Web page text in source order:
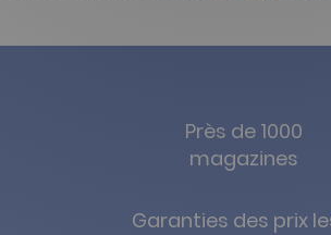
Près de 1000
magazines
Garanties des prix